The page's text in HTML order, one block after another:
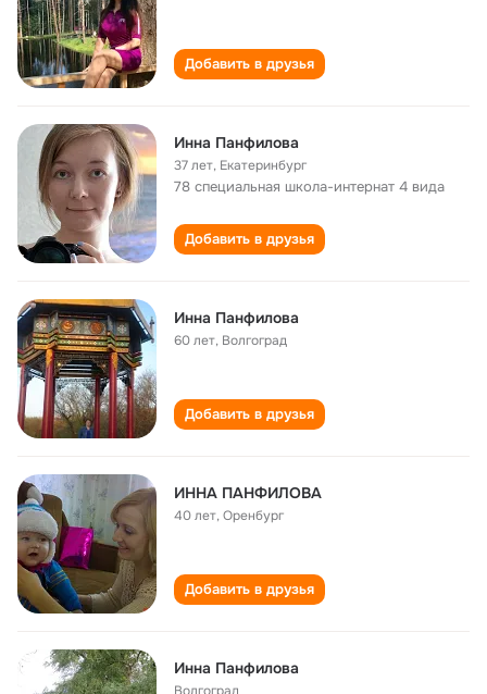
Добавить в друзья
Инна Панфилова
37 лет, Екатеринбург
78 специальная школа-интернат 4 вида
Добавить в друзья
Инна Панфилова
60 лет, Волгоград
Добавить в друзья
ИННА ПАНФИЛОВА
40 лет,Оренбург
Добавить в друзья
Инна Панфилова